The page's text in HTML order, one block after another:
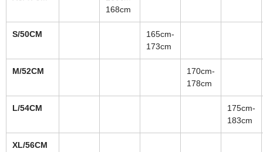
168cm
S/50CM
165cm-
173cm
M/52CM
170cm-
178cm
L/54CM
175cm-
183cm
XL/56CM